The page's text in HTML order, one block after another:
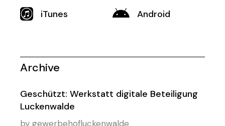
iTunes Android
Archive
Geschützt: Werkstatt digitale Beteiligung
Luckenwalde
by gewerbehofluckenwalde